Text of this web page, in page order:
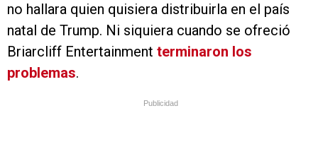
no hallara quien quisiera distribuirla en el país
natal de Trump. Ni siquiera cuando se ofreció
Briarcliff Entertainment terminaron los
problemas.
Publicidad